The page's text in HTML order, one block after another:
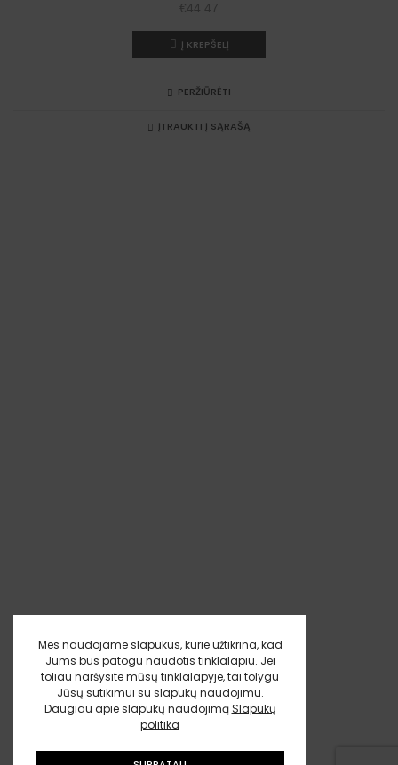
€44.47
Į KREPŠELĮ
PERŽIŪRĖTI
ĮTRAUKTI Į SĄRAŠĄ
Mes naudojame slapukus, kurie užtikrina, kad
Jums bus patogu naudotis tinklalapiu. Jei
toliau naršysite mūsų tinklalapyje, tai tolygu
Jūsų sutikimui su slapukų naudojimu.
Daugiau apie slapukų naudojimąSlapukų
politika